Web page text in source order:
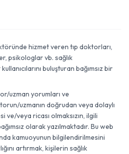
hizmet veren tıp doktorları,
psikologlar vb. sağlık
buluşturan bağımsız bir
uzman yorumları ve
uzmanın doğrudan veya dolaylı
veya ricası olmaksızın, ilgili
olarak yazılmaktadır. Bu web
kamuoyunun bilgilendirilmesini
artırmak, kişilerin sağlık